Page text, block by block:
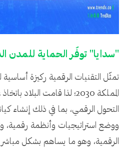
"سدايا" توفّر الحماية للمدن
تمثّل التقنيات الرقمية ركيزة
المملكة 2030؛ لذا قامت
التحول الرقمي، بما في ذلك إنشاء
ووضع استراتيجيات وأنظمة رقمية،
الرقمية، وهو ما يساهم بشكل مباشر